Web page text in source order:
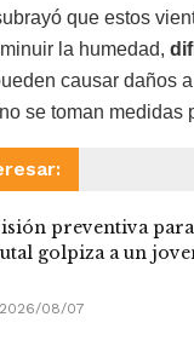
que estos
la humedad,
causar daños
se toman medidas
preventiva
golpiza a un
2026/08/07